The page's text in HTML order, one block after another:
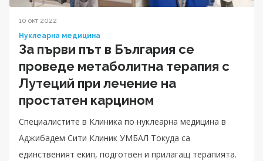
10 окт 2022
Нуклеарна медицина
За първи път в България се
проведе метаболитна терапия с
Лутеций при лечение на
простатен карцином
Специалистите в Клиника по нуклеарна медицина в
Аджибадем Сити Клиник УМБАЛ Токуда са
единственият екип, подготвен и прилагащ терапията.